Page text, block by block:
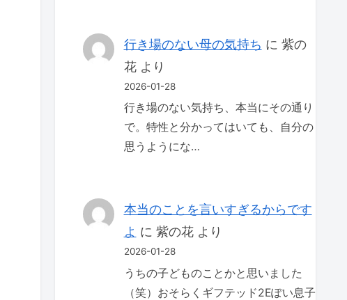
行き場のない母の気持ち に 紫の
花より
2026-01-28
行き場のない気持ち、本当にその通り
で。特性と分かってはいても、自分の
思うようにな…
本当のことを言いすぎるからです
よ に 紫の花より
2026-01-28
うちの子どものことかと思いました
（笑）おそらくギフテッド2Eぽい息子